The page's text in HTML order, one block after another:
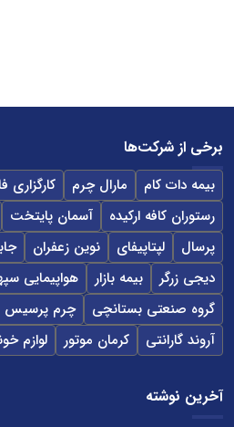
برخی از شرکت‌ها
بیمه دات کام مارال چرم کارگزاری
رستوران کافه ارکیده
آسمان پایتخت
پرسال
لپتاپیفای نوین زعفران
دیجی زرگر
بیمه بازار
هواپیمایی
گروه صنعتی بستانچی
چرم پرسیس
آروند گارانتی
کرمان موتور لوازم
آخرین نوشته